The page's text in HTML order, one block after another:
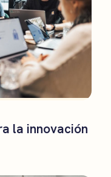
la innovación